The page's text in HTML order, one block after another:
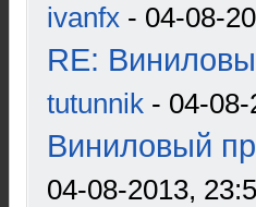
ivanfx - 04-08-
RE:
tutunnik - 04-
Виниловый
04-08-2013,